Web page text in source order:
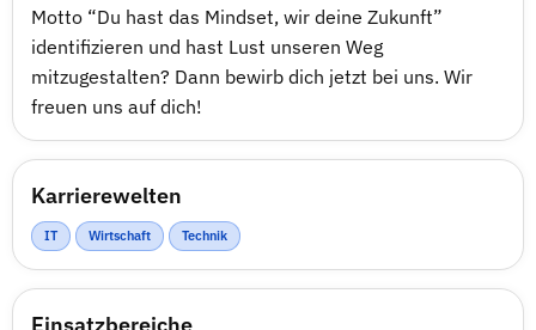
Motto “Du hast das Mindset, wir deine Zukunft”
identifizieren und hast Lust unseren Weg
mitzugestalten? Dann bewirb dich jetzt bei uns. Wir
freuen uns auf dich!
Karrierewelten
IT Wirtschaft Technik